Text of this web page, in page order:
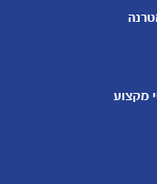
מקצוע